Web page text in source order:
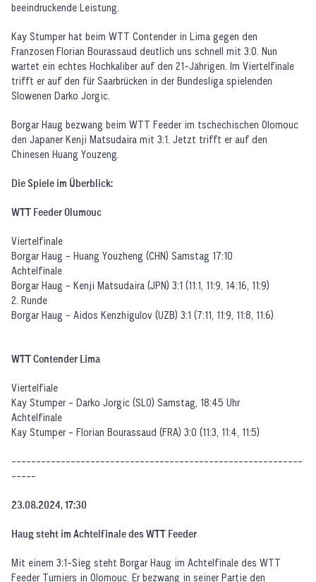
beeindruckende Leistung.
Kay Stumper hat beim WTT Contender in Lima gegen den
Franzosen Florian Bourassaud deutlich uns schnell mit 3:0. Nun
wartet ein echtes Hochkaliber auf den 21-Jährigen. Im Viertelfinale
trifft er auf den für Saarbrücken in der Bundesliga spielenden
Slowenen Darko Jorgic.
Borgar Haug bezwang beim WTT Feeder im tschechischen Olomouc
den Japaner Kenji Matsudaira mit 3:1. Jetzt trifft er auf den
Chinesen Huang Youzeng.
Die Spiele im Überblick:
WTT Feeder Olumouc
Viertelfinale
Borgar Haug - Huang Youzheng (CHN) Samstag 17:10
Achtelfinale
Borgar Haug - Kenji Matsudaira (JPN) 3:1 (11:1, 11:9, 14:16, 11:9)
2. Runde
Borgar Haug - Aidos Kenzhigulov (UZB) 3:1 (7:11, 11:9, 11:8, 11:6)
WTT Contender Lima
Viertelfiale
Kay Stumper - Darko Jorgic (SLO) Samstag, 18:45 Uhr
Achtelfinale
Kay Stumper - Florian Bourassaud (FRA) 3:0 (11:3, 11:4, 11:5)
­­­­­-----------------------------------------------------------
-----
23.08.2024, 17:30
Haug steht im Achtelfinale des WTT Feeder
Mit einem 3:1-Sieg steht Borgar Haug im Achtelfinale des WTT
Feeder Turniers in Olomouc. Er bezwang in seiner Partie den